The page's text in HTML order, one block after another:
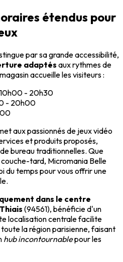
étendus pour
par sa grande accessibilité,
adaptésaux rythmes de
accueille les visiteurs :
10h00 - 20h30
- 20h00
aux passionnés de jeux vidéo
et produits proposés,
bureau traditionnelles. Que
tard, Micromania Belle
du temps pour vous offrir une
dans le centre
(94561), bénéficie d'un
localisation centrale facilite
la région parisienne, faisant
hub incontournablepour les